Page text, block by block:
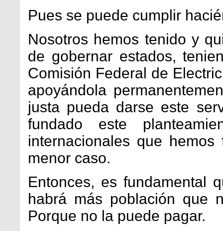
Pues se puede cumplir
Nosotros hemos tenido y
de gobernar estados,
Comisión Federal de
apoyándola
justa pueda darse este
fundado este
internacionales que
menor caso.
Entonces, es fundamental
habrá más población que
Porque no la puede pagar.